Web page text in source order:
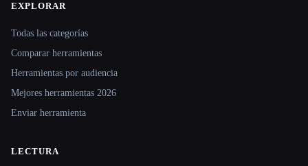
Site navigation
EXPLORAR
Todas las categorías
Comparar herramientas
Herramientas por audiencia
Mejores herramientas 2026
Enviar herramienta
LECTURA